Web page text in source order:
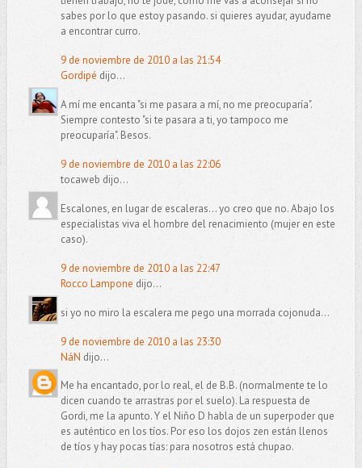
sabes por lo que estoy pasando. si quieres ayudar, ayudame
a encontrar curro.
9 de noviembre de 2010 a las 21:54
Gordipé dijo...
A mí me encanta "si me pasara a mí, no me preocuparía".
Siempre contesto "si te pasara a ti, yo tampoco me
preocuparía". Besos.
9 de noviembre de 2010 a las 22:06
tocaweb dijo...
Escalones, en lugar de escaleras... yo creo que no. Abajo los
especialistas viva el hombre del renacimiento (mujer en este
caso).
9 de noviembre de 2010 a las 22:47
Rocco Lampone dijo...
si yo no miro la escalera me pego una morrada cojonuda...
9 de noviembre de 2010 a las 23:30
NáN dijo...
Me ha encantado, por lo real, el de B.B. (normalmente te lo
dicen cuando te arrastras por el suelo). La respuesta de
Gordi, me la apunto. Y el Niño D habla de un superpoder que
es auténtico en los tíos. Por eso los dojos zen están llenos
de tíos y hay pocas tías: para nosotros está chupao.